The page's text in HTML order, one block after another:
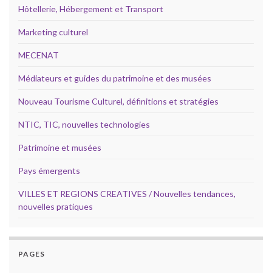
Hôtellerie, Hébergement et Transport
Marketing culturel
MECENAT
Médiateurs et guides du patrimoine et des musées
Nouveau Tourisme Culturel, définitions et stratégies
NTIC, TIC, nouvelles technologies
Patrimoine et musées
Pays émergents
VILLES ET REGIONS CREATIVES / Nouvelles tendances,
nouvelles pratiques
PAGES